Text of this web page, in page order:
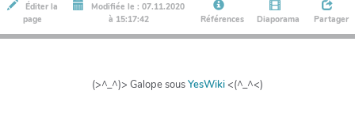
Éditer la
page
Modifiée le : 07.11.2020
à 15:17:42
Références Diaporama Partager
(>^_^)> Galope sousYesWiki<(^_^<)